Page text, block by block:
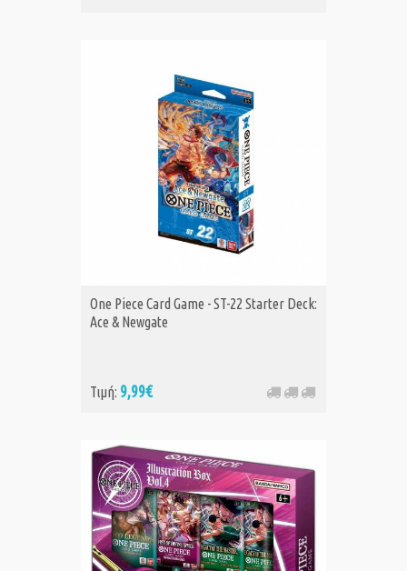
One Piece Card Game - ST-22 Starter Deck:
Ace & Newgate
Τιμή: 9,99€